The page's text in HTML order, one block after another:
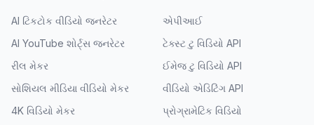
AI ટિકટોક વીડિયો જનરેટર
AI YouTube શોર્ટ્સ જનરેટર
રીલ મેકર
સોશિયલ મીડિયા વીડિયો મેકર
4K વિડિયો મેકર
એપીઆઈ
ટેક્સ્ટ ટુ વિડિયો API
ઈમેજ ટુ વિડિયો API
વીડિયો એડિટિંગ API
પ્રોગ્રામેટિક વિડિયો